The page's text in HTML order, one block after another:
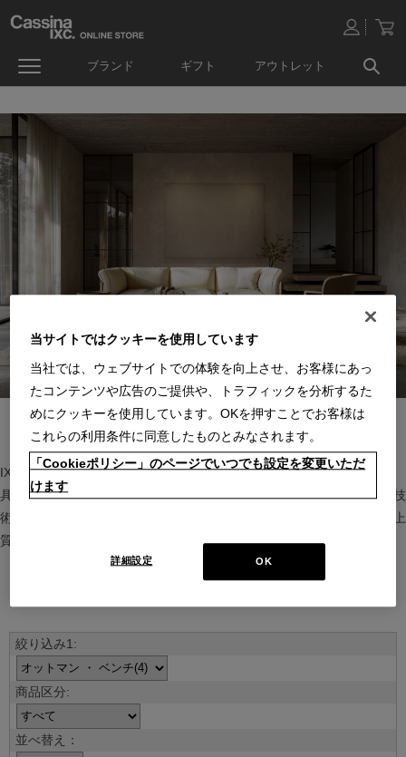
ブランド ギフト アウトレット
IXC（イクスシー）は、”Emotional Minimalism”を掲げるグローバル家
具ブランド。ヨーロッパの家具文化と日本の美意識を融合し、素材や技
術を活かした持続可能で洗練されたインテリアを提案。長く愛される上
質な暮らしを届けます。
並べ替え：
当サイトではクッキーを使用しています
当社では、ウェブサイトでの体験を向上させ、お客様にあっ
たコンテンツや広告のご提供や、トラフィックを分析するた
めにクッキーを使用しています。OKを押すことでお客様は
これらの利用条件に同意したものとみなされます。
「Cookieポリシー」のページでいつでも設定を変更いただ
けます
OK
詳細設定